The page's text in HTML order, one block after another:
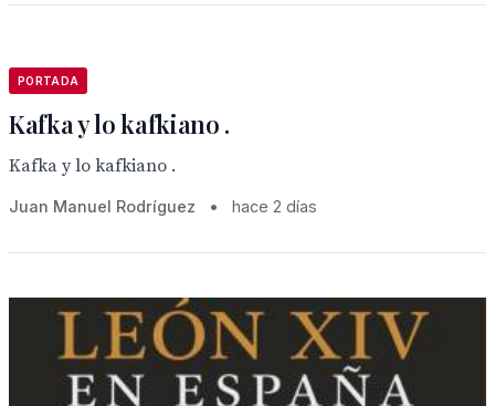
PORTADA
Kafka y lo kafkiano .
Kafka y lo kafkiano .
Juan Manuel Rodríguez • hace 2 días